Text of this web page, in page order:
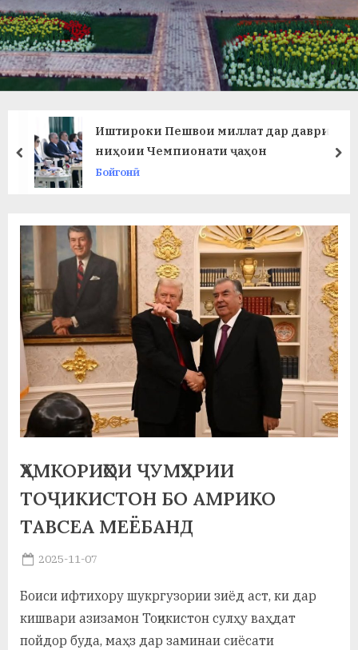
в
л
а
т
и
х
т
а
р
б
а
н
о
и
Иштироки Пешвои миллат дар даври
ниҳоии Чемпионати ҷаҳон
Бойгонӣ
prev
ҲАМКОРИҲОИ ҶУМҲУРИИ
ТОҶИКИСТОН БО АМРИКО
ТАВСЕА МЕЁБАНД
Posted
2025-11-07
Боиси ифтихору шукргузории зиёд аст, ки дар
кишвари азизамон Тоҷикистон сулҳу ваҳдат
пойдор буда, маҳз дар заминаи сиёсати